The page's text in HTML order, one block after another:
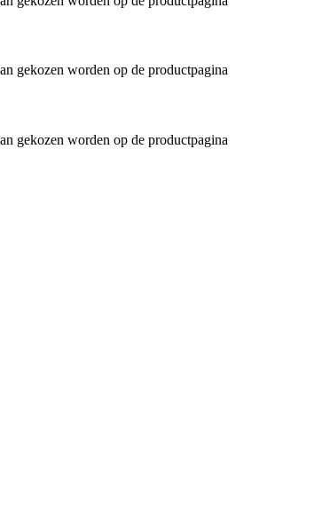
gekozen worden op de productpagina
gekozen worden op de productpagina